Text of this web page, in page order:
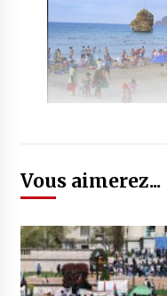
Vous aimerez...